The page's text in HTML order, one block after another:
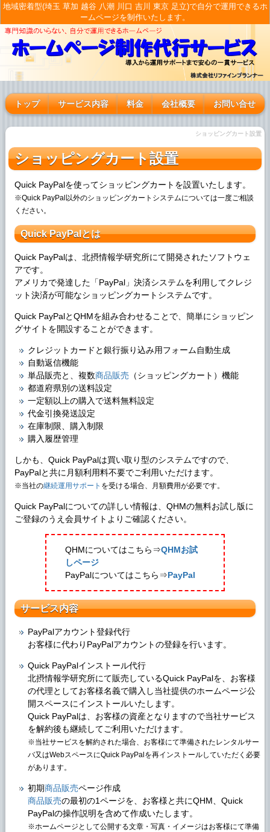
地域密着型(埼玉 草加 越谷 八潮 川口 吉川 東京 足立)で自分で運用できるホ
ームページを制作いたします。
トップ サービス内容 料金 会社概要 お問い合せ
ショッピングカート設置
ショッピングカート設置
Quick PayPalを使ってショッピングカートを設置いたします。
※Quick PayPal以外のショッピングカートシステムについては一度ご相談
ください。
Quick PayPalとは
Quick PayPalは、北摂情報学研究所にて開発されたソフトウェ
アです。
アメリカで発達した「PayPal」決済システムを利用してクレジ
ット決済が可能なショッピングカートシステムです。
Quick PayPalとQHMを組み合わせることで、簡単にショッピン
グサイトを開設することができます。
クレジットカードと銀行振り込み用フォーム自動生成
自動返信機能
単品販売と、複数商品販売 （ショッピングカート）機能
都道府県別の送料設定
一定額以上の購入で送料無料設定
代金引換発送設定
在庫制限、購入制限
購入履歴管理
しかも、Quick PayPalは買い取り型のシステムですので、
PayPalと共に月額利用料不要でご利用いただけます。
※当社の継続運用サポート を受ける場合、月額費用が必要です。
Quick PayPalについての詳しい情報は、QHMの無料お試し版に
ご登録のうえ会員サイトよりご確認ください。
QHMについてはこちら ⇒QHMお試
しページ
PayPalについてはこちら⇒PayPal
サービス内容
PayPalアカウント登録代行
お客様に代わりPayPalアカウントの登録を行います。
Quick PayPalインストール代行
北摂情報学研究所にて販売しているQuick PayPalを、お客様
の代理としてお客様名義で購入し当社提供のホームページ公
開スペースにインストールいたします。
Quick PayPalは、お客様の資産となりますので当社サービス
を解約後も継続してご利用いただけます。
※当社サービスを解約された場合、お客様にて準備されたレンタルサー
バ又はWebスペースにQuick PayPalを再インストールしていただく必要
があります。
初期商品販売ページ作成
商品販売の最初の1ページを、お客様と共にQHM、Quick
PayPalの操作説明を含めて作成いたします。
※ホームページとして公開する文章・写真・イメージはお客様にて準備